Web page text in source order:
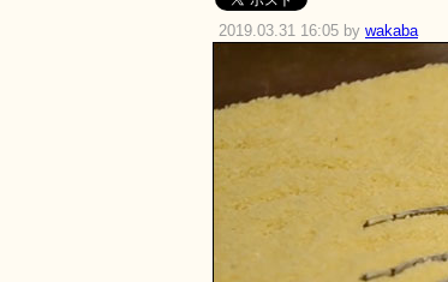
2019.03.31 16:05 by wakaba